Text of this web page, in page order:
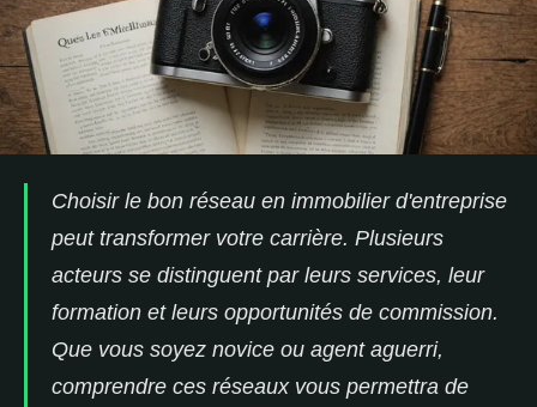
Choisir le bon réseau en immobilier d'entreprise
peut transformer votre carrière. Plusieurs
acteurs se distinguent par leurs services, leur
formation et leurs opportunités de commission.
Que vous soyez novice ou agent aguerri,
comprendre ces réseaux vous permettra de